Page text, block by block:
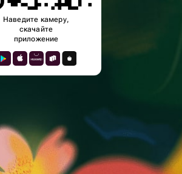
Наведите камеру,
скачайте
приложение